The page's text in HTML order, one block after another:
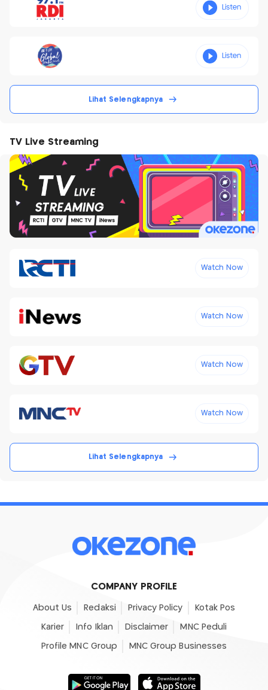
Lihat Selengkapnya
TV Live Streaming
Watch Now
Watch Now
Watch Now
Watch Now
Lihat Selengkapnya
COMPANY PROFILE
About Us Redaksi Privacy Policy Kotak Pos
Karier Info Iklan Disclaimer MNC Peduli
Profile MNC Group MNC Group Businesses